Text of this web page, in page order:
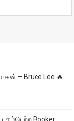
– Bruce Lee 🔥
Booker